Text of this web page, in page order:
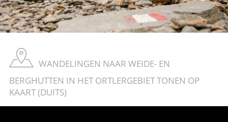
WANDELINGEN NAAR WEIDE- EN
BERGHUTTEN IN HET ORTLERGEBIET TONEN OP
KAART (DUITS)